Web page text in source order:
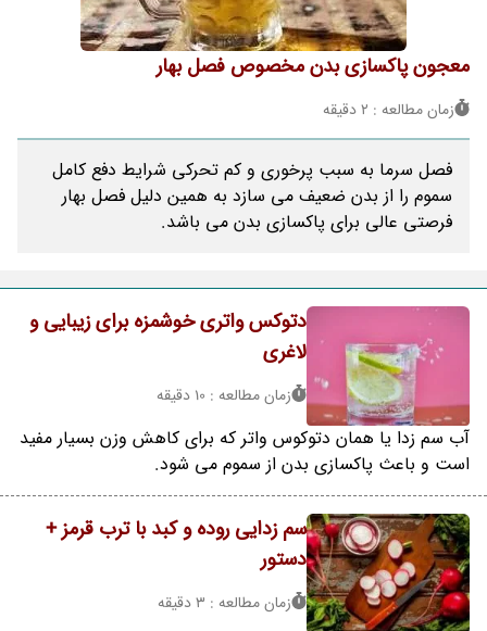
معجون پاکسازی بدن مخصوص فصل بهار
زمان مطالعه : 2 دقیقه
فصل سرما به سبب پرخوری و کم تحرکی شرایط دفع کامل
سموم را از بدن ضعیف می سازد به همین دلیل فصل بهار
فرصتی عالی برای پاکسازی بدن می باشد.
دتوکس واتری خوشمزه برای زیبایی و
لاغری
زمان مطالعه : 10 دقیقه
آب سم زدا یا همان دتوکوس واتر که برای کاهش وزن بسیار مفید
است و باعث پاکسازی بدن از سموم می شود.
سم زدایی روده و کبد با ترب قرمز +
دستور
زمان مطالعه : 3 دقیقه